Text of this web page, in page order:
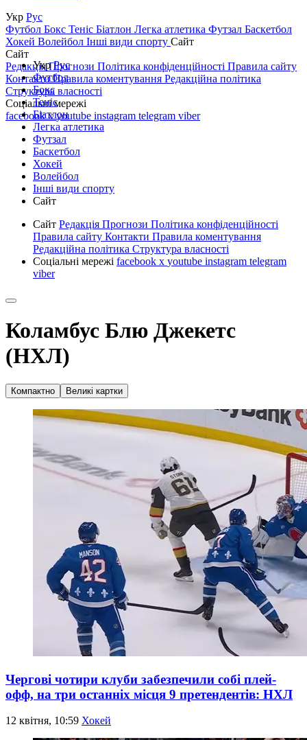
Укр Рус
Футбол Бокс Теніс Біатлон Легка атлетика Футзал Баскетбол
Хокей Волейбол Інші види спорту Сайт
Сайт
РедакціяПрогнози Політика конфіденційності Правила сайту
КонтактиПравила коментування Редакційна політика
Структура власності
Соціальні мережі
facebookxyoutube instagram telegram viber
УкрРус
Футбол
Бокс
Теніс
Біатлон
Легка атлетика
Футзал
Баскетбол
Хокей
Волейбол
Інші види спорту
Сайт
Сайт Редакція Прогнози Політика конфіденційності
Правила сайту Контакти Правила коментування
Редакційна політика Структура власності
Соціальні мережі facebook x youtube instagram telegram
viber
Коламбус Блю Джекетс
(НХЛ)
Компактно Великі картки
Чергові чотири клуби забезпечили собі плей-
офф, на три останніх місця 9 претендентів: НХЛ
12 квітня, 10:59 Хокей